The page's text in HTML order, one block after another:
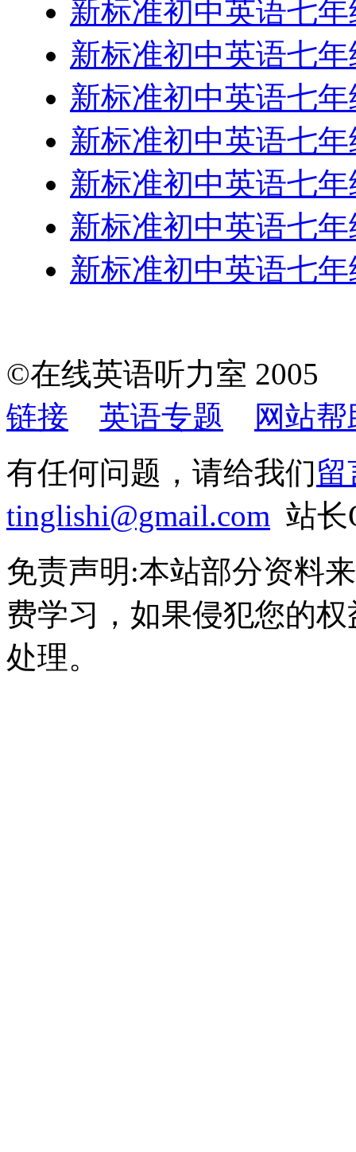
新标准初中英语七
新标准初中英语七
新标准初中英语七
新标准初中英语七
新标准初中英语七
新标准初中英语七
新标准初中英语七
©在线英语听力室
链接
英语专题
网站帮
有任何问题，请给我们留
tinglishi@gmail.com 站长
免责声明:本站部分资料
费学习，如果侵犯您的
处理。